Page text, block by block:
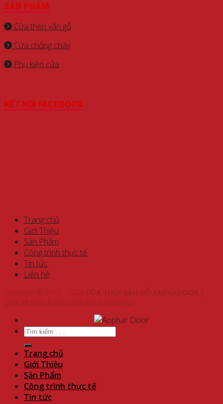
SẢN PHẨM
Cửa thép vân gỗ
Cửa chống cháy
Phụ kiện cửa
KẾT NỐI FACEBOOK
Trang chủ
Giới Thiệu
Sản Phẩm
Công trình thực tế
Tin tức
Liên hệ
Copyright © 2015 - 2025 CỬA THÉP VÂN GỖ ANPHADOOR |
Thiết kế web & Vận hành bởi Anphadoor
Tìm
kiếm:
Trang chủ
Giới Thiệu
Sản Phẩm
Công trình thực tế
Tin tức